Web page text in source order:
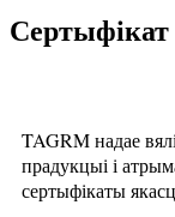
Сертыфікат
TAGRM надае
прадукцыі і
сертыфікаты